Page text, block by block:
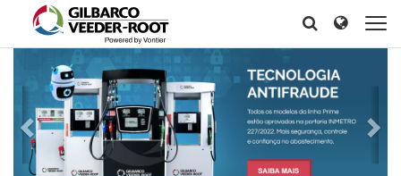
North America
United States
Canada
Latin America
Español English
Europe & CIS
English
Dansk
Deutsch
Español
Français
Italiano
Magyar
Norsk
Română
Search
Search Search